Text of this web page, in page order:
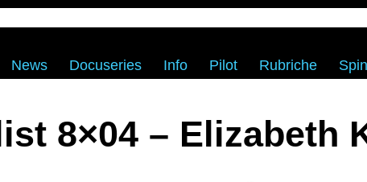
News Docuseries Info Pilot Rubriche
8×04 – Elizabeth